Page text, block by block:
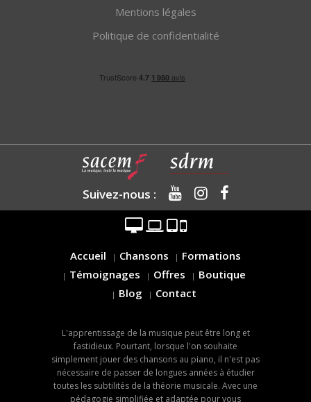
Mentions légales
Politique de confidentialité
Suivez-nous :
Accueil Chansons
Formations
Témoignages
Offres
Boutique
Blog
Contact
L'apprentissage de la musique peut être long et
fastidieux. Pourtant, lorsque l'on souhaite
simplement jouer des chansons au piano, il n'est pas
nécessaire de passer de longues années à étudier
toutes les subtilités de la théorie musicale. Avec une
pédagogie simplifiée et adaptée pour vous